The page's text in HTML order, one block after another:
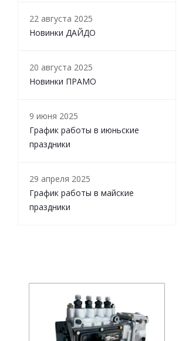
22 августа 2025
Новинки ДАЙДО
20 августа 2025
Новинки ПРАМО
9 июня 2025
График работы в июньские
праздники
29 апреля 2025
График работы в майские
праздники